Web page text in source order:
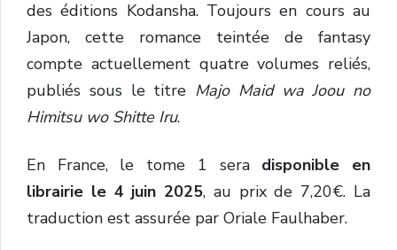
des éditions Kodansha. Toujours en cours au
Japon, cette romance teintée de fantasy
compte actuellement quatre volumes reliés,
publiés sous le titre Majo Maid wa Joou no
Himitsu wo Shitte Iru.
En France, le tome 1 sera disponible en
librairie le 4 juin 2025, au prix de 7,20€. La
traduction est assurée par Oriale Faulhaber.